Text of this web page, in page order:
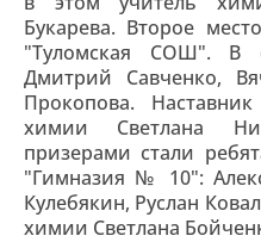
Букарева. Второе
"Туломская СОШ". В
Дмитрий Савченко,
Прокопова.
химии Светлана
призерами стали
"Гимназия № 10":
Кулебякин, Руслан
химии Светлана